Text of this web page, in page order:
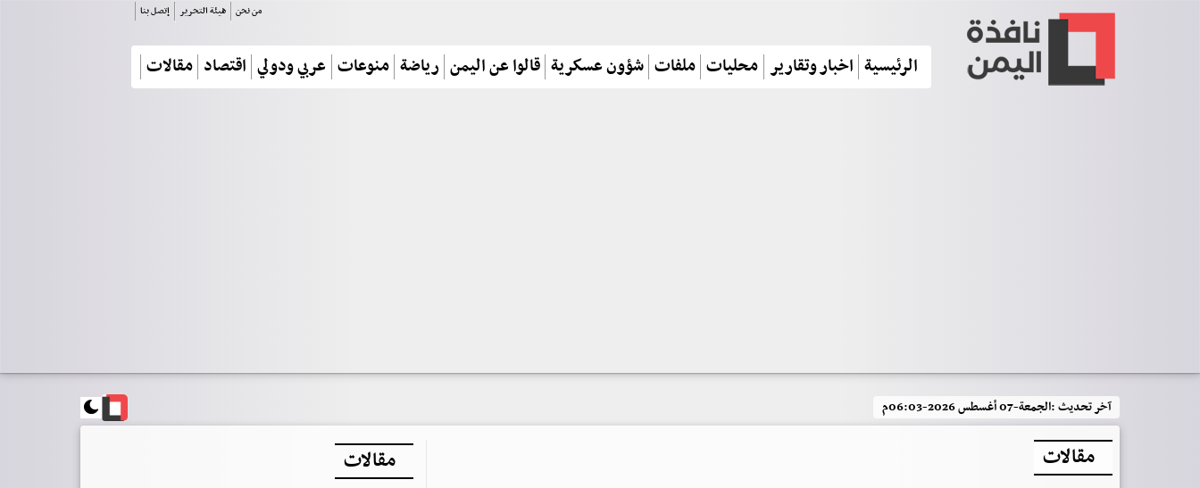
من نحن هيئة التحرير إتصل بنا
الرئيسية اخبار وتقارير محليات ملفات شؤون عسكرية قالوا عن اليمن رياضة منوعات عربي ودولي اقتصاد مقالات
آخر تحديث :الجمعة-07 أغسطس 2026-06:03م
مقالات مقالات